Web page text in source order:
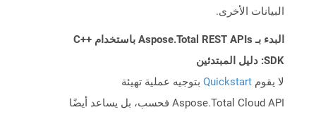
البيانات الأخرى.
البدء بـ Aspose.Total REST APIs باستخدام C++
SDK: دليل المبتدئين
لا يقوم Quickstart بتوجيه عملية تهيئة
Aspose.Total Cloud API فحسب، بل يساعد أيضًا